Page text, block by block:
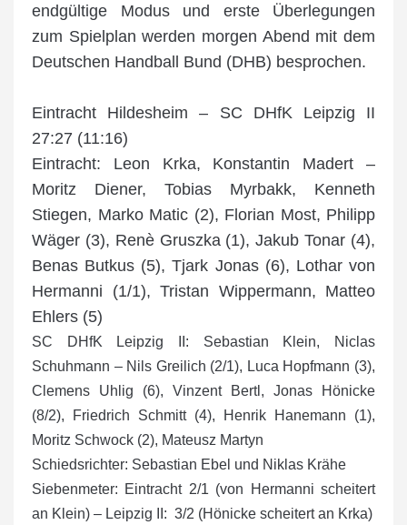
endgültige Modus und erste Überlegungen
zum Spielplan werden morgen Abend mit dem
Deutschen Handball Bund (DHB) besprochen.
Eintracht Hildesheim – SC DHfK Leipzig II
27:27 (11:16)
Eintracht: Leon Krka, Konstantin Madert –
Moritz Diener, Tobias Myrbakk, Kenneth
Stiegen, Marko Matic (2), Florian Most, Philipp
Wäger (3), Renè Gruszka (1), Jakub Tonar (4),
Benas Butkus (5), Tjark Jonas (6), Lothar von
Hermanni (1/1), Tristan Wippermann, Matteo
Ehlers (5)
SC DHfK Leipzig II: Sebastian Klein, Niclas
Schuhmann – Nils Greilich (2/1), Luca Hopfmann (3),
Clemens Uhlig (6), Vinzent Bertl, Jonas Hönicke
(8/2), Friedrich Schmitt (4), Henrik Hanemann (1),
Moritz Schwock (2), Mateusz Martyn
Schiedsrichter: Sebastian Ebel und Niklas Krähe
Siebenmeter: Eintracht 2/1 (von Hermanni scheitert
an Klein) – Leipzig II: 3/2 (Hönicke scheitert an Krka)